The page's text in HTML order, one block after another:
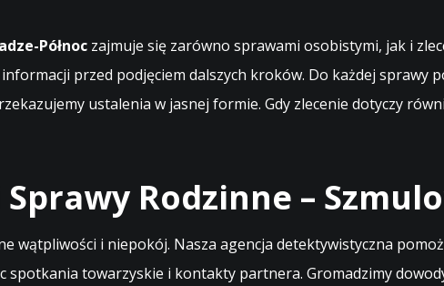
Północ zajmuje się zarówno sprawami osobistymi, jak i
przed podjęciem dalszych kroków. Do każdej sprawy
ustalenia w jasnej formie. Gdy zlecenie dotyczy
Rodzinne –
i niepokój. Nasza agencja detektywistyczna
spotkania towarzyskie i kontakty partnera. Gromadzimy